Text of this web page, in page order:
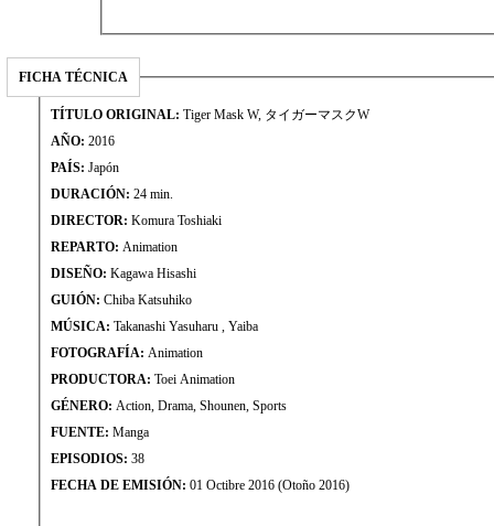
FICHA TÉCNICA
TÍTULO ORIGINAL: Tiger Mask W, タイガーマスクW
AÑO: 2016
PAÍS: Japón
DURACIÓN: 24 min.
DIRECTOR: Komura Toshiaki
REPARTO: Animation
DISEÑO: Kagawa Hisashi
GUIÓN: Chiba Katsuhiko
MÚSICA: Takanashi Yasuharu , Yaiba
FOTOGRAFÍA: Animation
PRODUCTORA: Toei Animation
GÉNERO: Action, Drama, Shounen, Sports
FUENTE: Manga
EPISODIOS: 38
FECHA DE EMISIÓN: 01 Octibre 2016 (Otoño 2016)